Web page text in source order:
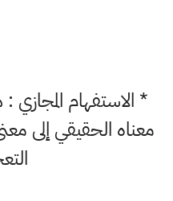
* الاستفهام
معناه الحقيقي إلى